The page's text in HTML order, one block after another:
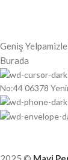
Geniş
Burada
No:44 06378